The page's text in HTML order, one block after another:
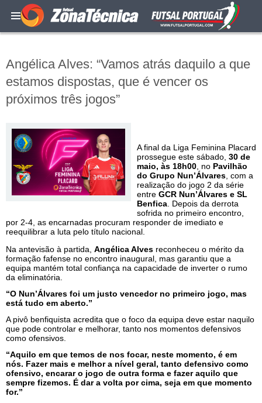
Angélica Alves: “Vamos atrás daquilo a que
estamos dispostas, que é vencer os
próximos três jogos”
A final da Liga Feminina Placard
prossegue este sábado, 30 de
maio, às 18h00 , no Pavilhão
do Grupo Nun’Álvares , com a
realização do jogo 2 da série
entre GCR Nun’Álvares e SL
Benfica . Depois da derrota
sofrida no primeiro encontro,
por 2-4, as encarnadas procuram responder de imediato e
reequilibrar a luta pelo título nacional.
Na antevisão à partida, Angélica Alves reconheceu o mérito da
formação fafense no encontro inaugural, mas garantiu que a
equipa mantém total confiança na capacidade de inverter o rumo
da eliminatória.
“O Nun’Álvares foi um justo vencedor no primeiro jogo, mas
está tudo em aberto.”
A pivô benfiquista acredita que o foco da equipa deve estar naquilo
que pode controlar e melhorar, tanto nos momentos defensivos
como ofensivos.
“Aquilo em que temos de nos focar, neste momento, é em
nós. Fazer mais e melhor a nível geral, tanto defensivo como
ofensivo, encarar o jogo de outra forma e fazer aquilo que
sempre fizemos. É dar a volta por cima, seja em que momento
for.”